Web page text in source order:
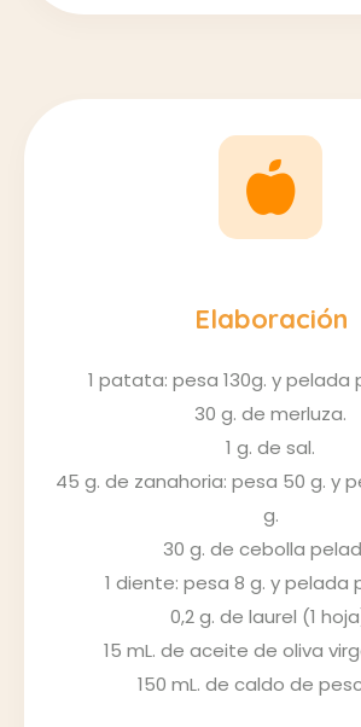
Elaboración
1 patata: pesa 130g. y pelada
30 g. de merluza.
1 g. de sal.
45 g. de zanahoria: pesa 50 g. y
g.
30 g. de cebolla
1 diente: pesa 8 g. y pelada
0,2 g. de laurel (1
15 mL. de aceite de oliva
150 mL. de caldo de